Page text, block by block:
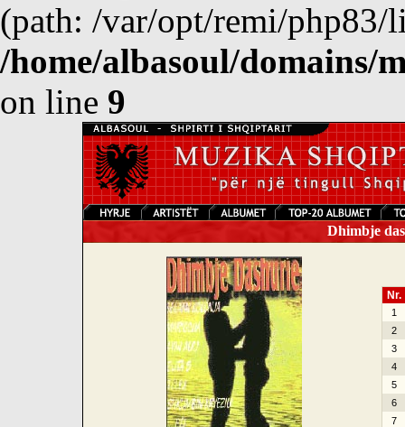
(path: /var/opt/remi/php83/
/home/albasoul/domains/
on line 9
Dhimbje
Nr.
1
2
3
4
5
6
7